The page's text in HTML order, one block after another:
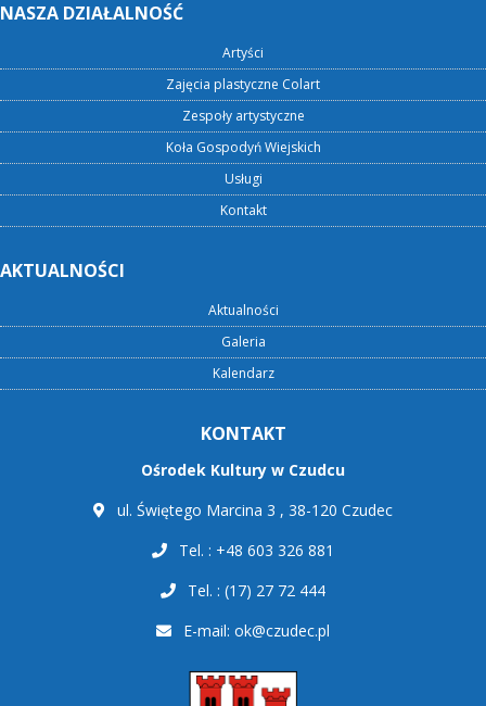
NASZA DZIAŁALNOŚĆ
Artyści
Zajęcia plastyczne Colart
Zespoły artystyczne
Koła Gospodyń Wiejskich
Usługi
Kontakt
AKTUALNOŚCI
Aktualności
Galeria
Kalendarz
KONTAKT
Ośrodek Kultury w Czudcu
ul. Świętego Marcina 3 , 38-120 Czudec
Tel. : +48 603 326 881
Tel. : (17) 27 72 444
E-mail: ok@czudec.pl